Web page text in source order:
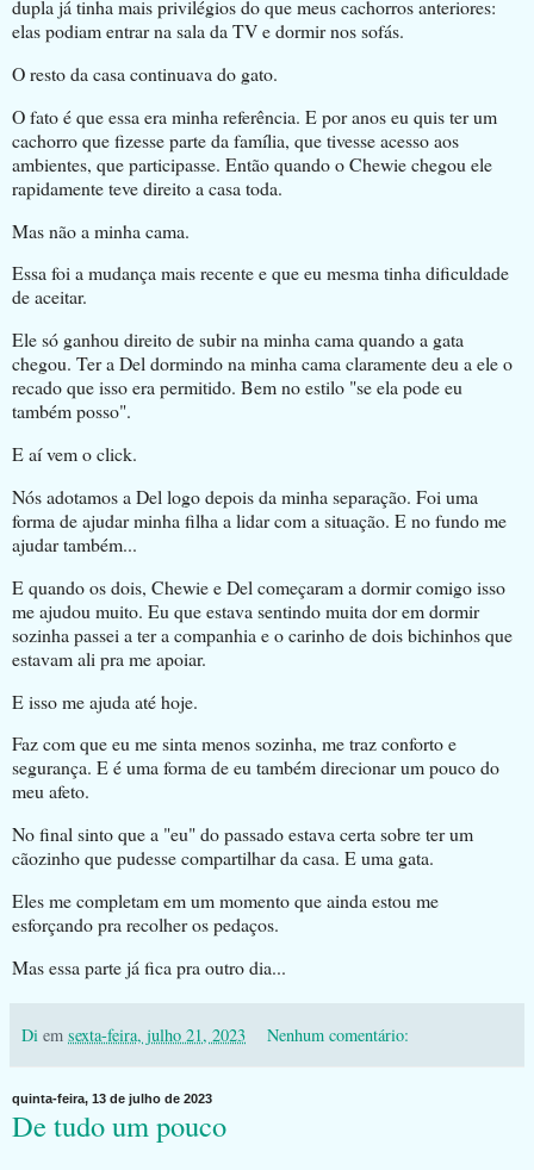
dupla já tinha mais privilégios do que meus cachorros anteriores:
elas podiam entrar na sala da TV e dormir nos sofás.
O resto da casa continuava do gato.
O fato é que essa era minha referência. E por anos eu quis ter um
cachorro que fizesse parte da família, que tivesse acesso aos
ambientes, que participasse. Então quando o Chewie chegou ele
rapidamente teve direito a casa toda.
Mas não a minha cama.
Essa foi a mudança mais recente e que eu mesma tinha dificuldade
de aceitar.
Ele só ganhou direito de subir na minha cama quando a gata
chegou. Ter a Del dormindo na minha cama claramente deu a ele o
recado que isso era permitido. Bem no estilo "se ela pode eu
também posso".
E aí vem o click.
Nós adotamos a Del logo depois da minha separação. Foi uma
forma de ajudar minha filha a lidar com a situação. E no fundo me
ajudar também...
E quando os dois, Chewie e Del começaram a dormir comigo isso
me ajudou muito. Eu que estava sentindo muita dor em dormir
sozinha passei a ter a companhia e o carinho de dois bichinhos que
estavam ali pra me apoiar.
E isso me ajuda até hoje.
Faz com que eu me sinta menos sozinha, me traz conforto e
segurança. E é uma forma de eu também direcionar um pouco do
meu afeto.
No final sinto que a "eu" do passado estava certa sobre ter um
cãozinho que pudesse compartilhar da casa. E uma gata.
Eles me completam em um momento que ainda estou me
esforçando pra recolher os pedaços.
Mas essa parte já fica pra outro dia...
Di em sexta-feira, julho 21, 2023 Nenhum comentário:
quinta-feira, 13 de julho de 2023
De tudo um pouco